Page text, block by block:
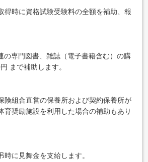
得時に資格試験受験料の全額を補助、報
の専門図書、雑誌（電子書籍含む）の購
まで補助します。
険組合直営の保養所および契約保養所が
育奨励施設を利用した場合の補助もあり
時に見舞金を支給します。